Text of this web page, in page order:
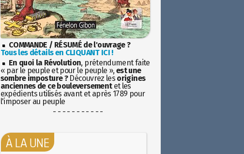
COMMANDE / RÉSUMÉ de l'ouvrage ?
Tous les détails en CLIQUANT ICI !
En quoi la Révolution, prétendument faite
« par le peuple et pour le peuple », est une
sombre imposture ?Découvrez les origines
anciennes de ce bouleversementet les
expédients utilisés avant et après 1789 pour
l'imposer au peuple
- - - - - - - - - - -
À LA UNE